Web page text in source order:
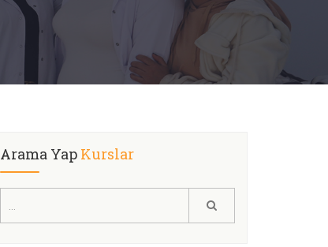
Arama Yap Kurslar